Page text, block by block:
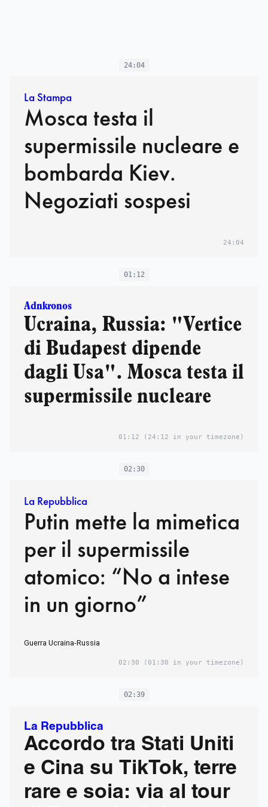
24:04
La Stampa
Mosca testa il
supermissile nucleare e
bombarda Kiev.
Negoziati sospesi
24:04
01:12
Adnkronos
Ucraina, Russia: "Vertice
di Budapest dipende
dagli Usa". Mosca testa il
supermissile nucleare
01:12 (24:12 in your timezone)
02:30
La Repubblica
Putin mette la mimetica
per il supermissile
atomico: “No a intese
in un giorno”
Guerra Ucraina-Russia
02:30 (01:30 in your timezone)
02:39
La Repubblica
Accordo tra Stati Uniti
e Cina su TikTok, terre
rare e soia: via al tour